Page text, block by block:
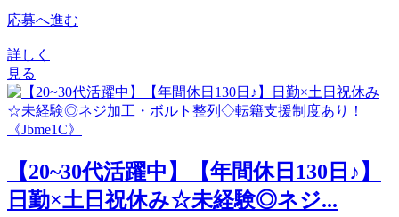
応募へ進む
詳しく
見る
【20~30代活躍中】【年間休日130日♪】
日勤×土日祝休み☆未経験◎ネジ...